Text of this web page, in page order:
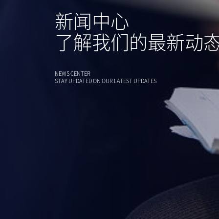
新闻中心
了解我们的最新动
NEWS CENTER
STAY UPDATED ON OUR LATEST UPDATES